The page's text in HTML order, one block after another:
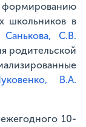
школьников в
Санькова, С.В.
родительской
В.А.
ежегодного 10-